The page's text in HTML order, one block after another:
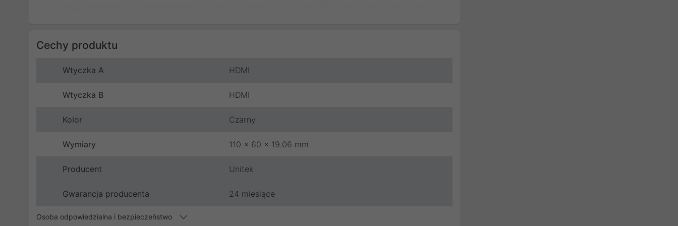
Cechy produktu
Wtyczka A HDMI
Wtyczka B HDMI
Kolor Czarny
Wymiary 110 x 60 x 19.06 mm
Producent Unitek
Gwarancja producenta 24 miesiące
Osoba odpowiedzialna i bezpieczeństwo